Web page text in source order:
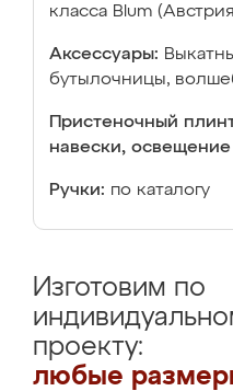
класса Blum
Аксессуары:
бутылочницы,
Пристеночный
навески, освещение
Ручки: по каталогу
Изготовим по
проекту:
любые